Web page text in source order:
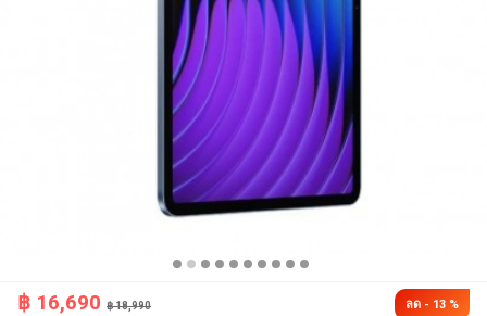
฿ 16,690 ฿ 18,990 ลด - 13 %